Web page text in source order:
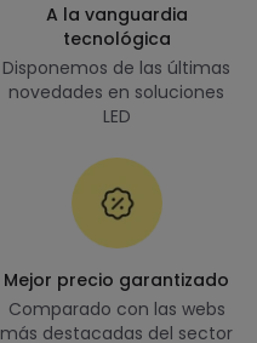
A la vanguardia
tecnológica
Disponemos de las últimas
novedades en soluciones
LED
Mejor precio garantizado
Comparado con las webs
más destacadas del sector